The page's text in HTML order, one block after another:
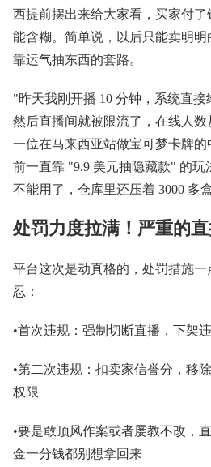
西提前摆出来给大家看，买家付
能含糊。简单说，以后只能卖明
靠运气抽东西的套路。
"昨天我刚开播 10 分钟，系统直接
然后直播间就被限流了，在线人数
一位在马来西亚站做宝可梦卡牌
前一直靠 "9.9 美元抽隐藏款" 的
不能用了，仓库里还压着 3000 多
处罚力度拉满！严重的
平台这次是动真格的，处罚措施
忍：
•首次违规：强制切断直播，下架
•第二次违规：扣卖家信誉分，移
权限
•要是敢顶风作案或者屡教不改，
金一分钱都别想拿回来